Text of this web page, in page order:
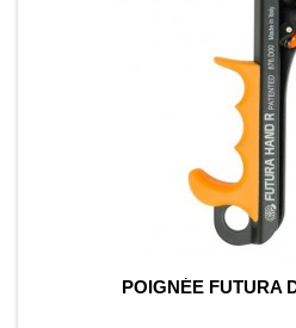
POIGNÉE FUTURA